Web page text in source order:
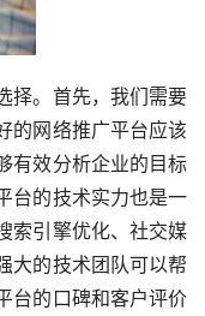
择。首先，我们需要
的网络推广平台应该
有效分析企业的目标
台的技术实力也是一
索引擎优化、社交媒
大的技术团队可以帮
台的口碑和客户评价